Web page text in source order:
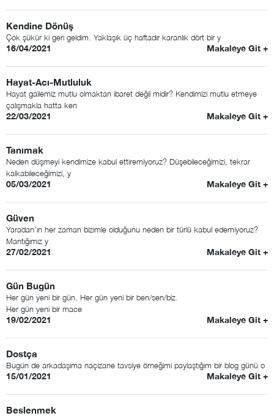
Kendine Dönüş
Çok şükür ki geri geldim. Yaklaşık üç haftadır karanlık dört bir y
16/04/2021 Makaleye Git +
Hayat-Acı-Mutluluk
Hayat gailemiz mutlu olmaktan ibaret değil midir? Kendimizi mutlu etmeye
çalışmakla hatta ken
22/03/2021 Makaleye Git +
Tanımak
Neden düşmeyi kendimize kabul ettiremiyoruz? Düşebileceğimizi, tekrar
kalkabileceğimizi, y
05/03/2021 Makaleye Git +
Güven
Yaradan’ın her zaman bizimle olduğunu neden bir türlü kabul edemiyoruz?
Mantığımız y
27/02/2021 Makaleye Git +
Gün Bugün
Her gün yeni bir gün. Her gün yeni bir ben/sen/biz.
Her gün yeni bir mace
19/02/2021 Makaleye Git +
Dostça
Bugün de arkadaşıma naçizane tavsiye örneğimi paylaştığım bir blog günü o
15/01/2021 Makaleye Git +
Beslenmek